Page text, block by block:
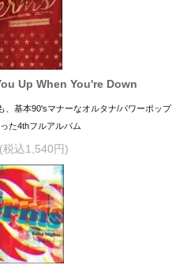
Up When You're Down
、基本90'sマナーなオルタナ/パワーポップ
た4thフルアルバム
税込1,540円)